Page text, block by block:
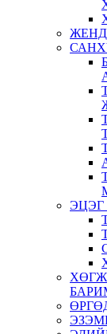
ЭЦЭГ